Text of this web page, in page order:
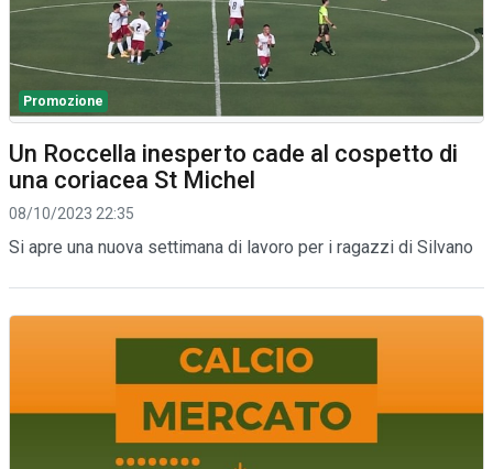
Promozione
Un Roccella inesperto cade al cospetto di
una coriacea St Michel
08/10/2023 22:35
Si apre una nuova settimana di lavoro per i ragazzi di Silvano